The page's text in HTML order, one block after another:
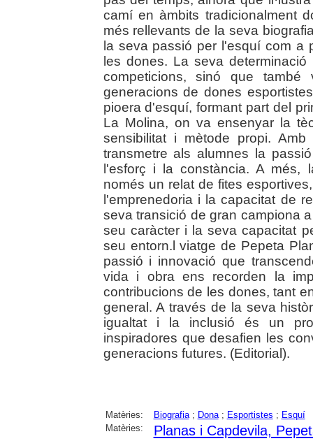
camí en àmbits tradicionalment
més rellevants de la seva
la seva passió per l'esquí com a
les dones. La seva
competicions, sinó que
generacions de dones
pioera d'esquí, formant part del
La Molina, on va ensenyar la
sensibilitat i mètode propi.
transmetre als alumnes la
l'esforç i la constància. A més,
només un relat de fites
l'emprenedoria i la capacitat de
seva transició de gran campiona
seu caràcter i la seva capacitat
seu entorn.l viatge de Pepeta
passió i innovació que
vida i obra ens recorden la
contribucions de les dones, tant
general. A través de la seva
igualtat i la inclusió és un
inspiradores que desafien les
generacions futures. (Editorial).
Matèries: Biografia; Dona; Esportistes ; Esquí
Matèries:
Planas i Capdevila,